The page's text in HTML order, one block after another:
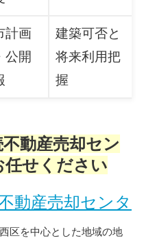
計画
公開
建築可否と
将来利用把
握
動産売却セン
任せください
動産売却センタ
区を中心とした地域の地